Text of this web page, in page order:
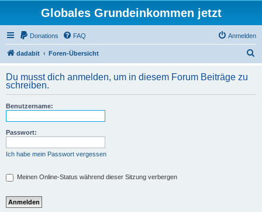
Globales Grundeinkommen jetzt
Donations FAQ Anmelden
dadabit Foren-Übersicht
h
Du musst dich anmelden, um in diesem Forum Beiträge zu
schreiben.
Benutzername:
Passwort:
Ich habe mein Passwort vergessen
Meinen Online-Status während dieser Sitzung verbergen